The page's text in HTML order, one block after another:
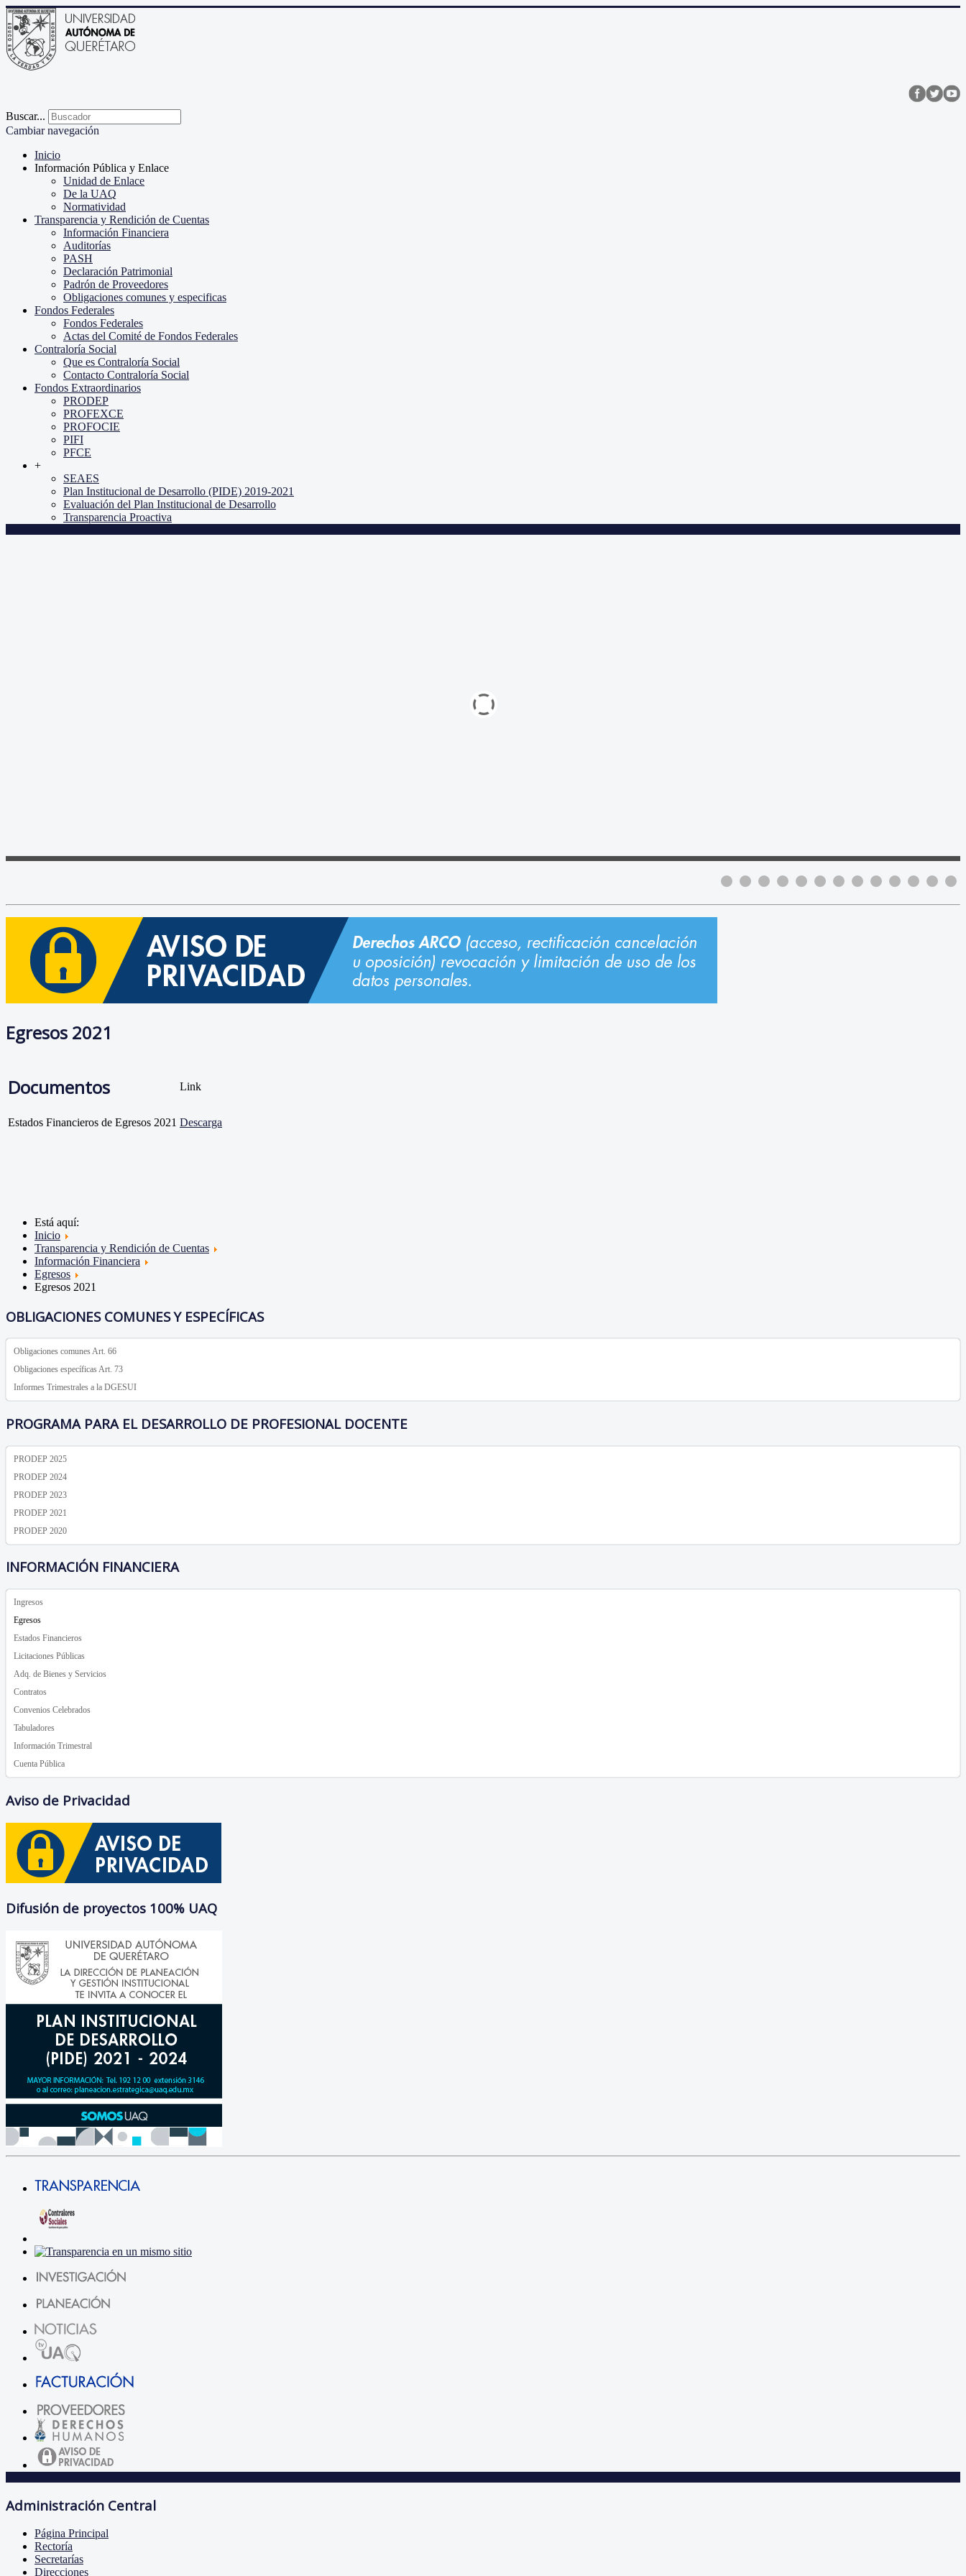
Buscar...
Cambiar navegación
Inicio
Información Pública y Enlace
Unidad de Enlace
De la UAQ
Normatividad
Transparencia y Rendición de Cuentas
Información Financiera
Auditorías
PASH
Declaración Patrimonial
Padrón de Proveedores
Obligaciones comunes y especificas
Fondos Federales
Fondos Federales
Actas del Comité de Fondos Federales
Contraloría Social
Que es Contraloría Social
Contacto Contraloría Social
Fondos Extraordinarios
PRODEP
PROFEXCE
PROFOCIE
PIFI
PFCE
+
SEAES
Plan Institucional de Desarrollo (PIDE) 2019-2021
Evaluación del Plan Institucional de Desarrollo
Transparencia Proactiva
Egresos 2021
Documentos Link
Estados Financieros de Egresos 2021 Descarga
Está aquí:
Inicio
Transparencia y Rendición de Cuentas
Información Financiera
Egresos
Egresos 2021
OBLIGACIONES COMUNES Y ESPECÍFICAS
Obligaciones comunes Art. 66
Obligaciones específicas Art. 73
Informes Trimestrales a la DGESUI
PROGRAMA PARA EL DESARROLLO DE PROFESIONAL DOCENTE
PRODEP 2025
PRODEP 2024
PRODEP 2023
PRODEP 2021
PRODEP 2020
INFORMACIÓN FINANCIERA
Ingresos
Egresos
Estados Financieros
Licitaciones Públicas
Adq. de Bienes y Servicios
Contratos
Convenios Celebrados
Tabuladores
Información Trimestral
Cuenta Pública
Aviso de Privacidad
Difusión de proyectos 100% UAQ
Administración Central
Página Principal
Rectoría
Secretarías
Direcciones